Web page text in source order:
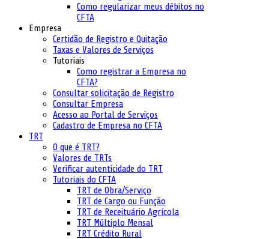
Como regularizar meus débitos no
CFTA
Empresa
Certidão de Registro e Quitação
Taxas e Valores de Serviços
Tutoriais
Como registrar a Empresa no
CFTA?
Consultar solicitação de Registro
Consultar Empresa
Acesso ao Portal de Serviços
Cadastro de Empresa no CFTA
TRT
O que é TRT?
Valores de TRTs
Verificar autenticidade do TRT
Tutoriais do CFTA
TRT de Obra/Serviço
TRT de Cargo ou Função
TRT de Receituário Agrícola
TRT Múltiplo Mensal
TRT Crédito Rural